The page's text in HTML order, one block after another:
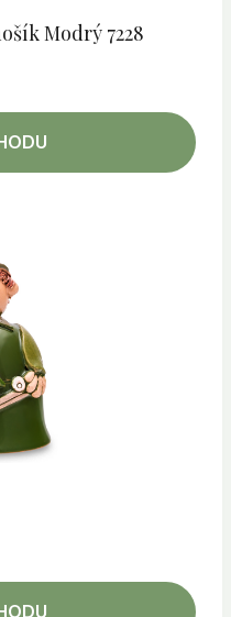
Modrý 7228